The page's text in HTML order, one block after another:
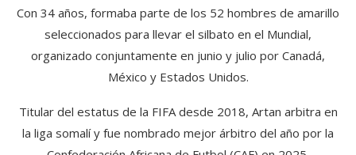
Con 34 años, formaba parte de los 52 hombres de amarillo
seleccionados para llevar el silbato en el Mundial,
organizado conjuntamente en junio y julio por Canadá,
México y Estados Unidos.
Titular del estatus de la FIFA desde 2018, Artan arbitra en
la liga somalí y fue nombrado mejor árbitro del año por la